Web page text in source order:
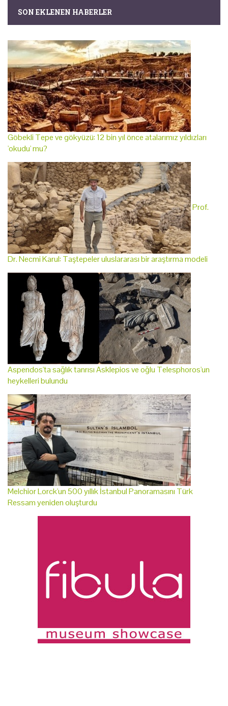
SON EKLENEN HABERLER
Göbekli Tepe ve gökyüzü: 12 bin yıl önce atalarımız yıldızları
'okudu' mu?
Prof.
Dr. Necmi Karul: Taştepeler uluslararası bir araştırma modeli
Aspendos'ta sağlık tanrısı Asklepios ve oğlu Telesphoros'un
heykelleri bulundu
Melchior Lorck'un 500 yıllık İstanbul Panoramasını Türk
Ressam yeniden oluşturdu